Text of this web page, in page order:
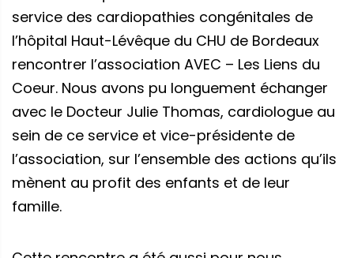
service des cardiopathies congénitales de
l’hôpital Haut-Lévêque du CHU de Bordeaux
rencontrer l’association AVEC – Les Liens du
Coeur. Nous avons pu longuement échanger
avec le Docteur Julie Thomas, cardiologue au
sein de ce service et vice-présidente de
l’association, sur l’ensemble des actions qu’ils
mènent au profit des enfants et de leur
famille.